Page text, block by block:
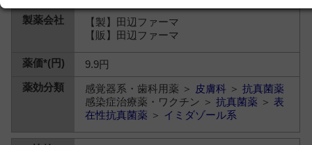
【製】田辺ファーマ
【販】田辺ファーマ
9.9円
感覚器系・歯科用薬 ＞ 皮膚科 ＞抗真菌薬
感染症治療薬・ワクチン ＞抗真菌薬 ＞表
在性抗真菌薬 ＞ イミダゾール系